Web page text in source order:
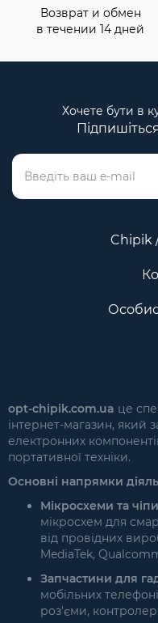
Возврат и обмен
в течении 14 дней
Хочете бути в
Chipik
opt-chipik.com.ua це
інтернет-магазин, який
електронних
портативної техніки.
Основні напрямки
Мікросхеми та
мікросхем для
від провідних
MediaTek,
Запчастини для
мобільних
роз'єми,